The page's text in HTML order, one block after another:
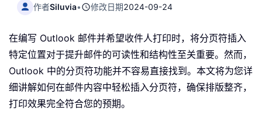
作者Siluvia• 修改日期2024-09-24
在编写 Outlook 邮件并希望收件人打印时，将分页符插入
特定位置对于提升邮件的可读性和结构性至关重要。然而，
Outlook 中的分页符功能并不容易直接找到。本文将为您详
细讲解如何在邮件内容中轻松插入分页符，确保排版整齐，
打印效果完全符合您的预期。